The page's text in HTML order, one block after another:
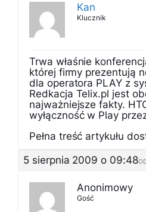
Kan
Klucznik
Trwa właśnie
której firmy prezentują
dla operatora PLAY z
Redkacja Telix.pl jest
najważniejsze fakty.
wyłączność w Play
Pełna treść artykułu
5 sierpnia 2009 o 09:48
Anonimowy
Gość